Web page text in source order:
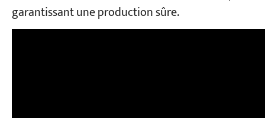
garantissant une production sûre.